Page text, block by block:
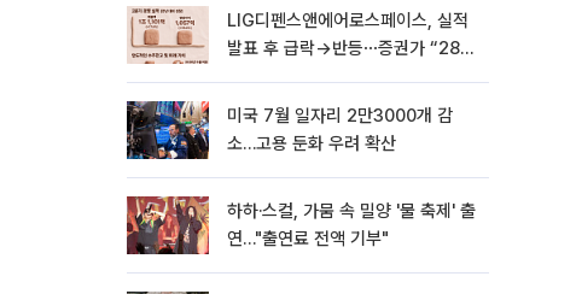
LIG디펜스앤에어로스페이스, 실적
발표 후 급락→반등⋯증권가 “28년
미국 7월 일자리 2만3000개 감
소…고용 둔화 우려 확산
하하·스컬, 가뭄 속 밀양 '물 축제' 출
연…"출연료 전액 기부"